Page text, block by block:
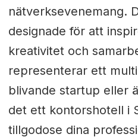
nätverksevenemang.
designade för att
kreativitet och
representerar ett
blivande startup eller
det ett kontorshotell i
tillgodose dina